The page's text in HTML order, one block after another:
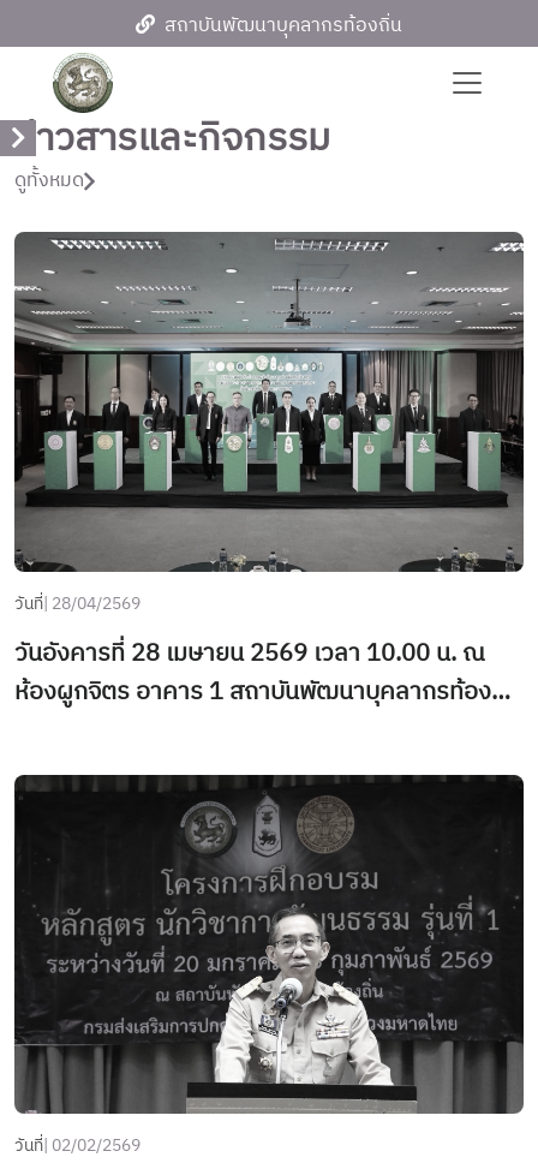
สถาบันพัฒนาบุคลากรท้องถิ่น
ข่าวสารและกิจกรรม
ดูทั้งหมด
วันที่| 28/04/2569
วันอังคารที่ 28 เมษายน 2569 เวลา 10.00 น. ณ
ห้องผูกจิตร อาคาร 1 สถาบันพัฒนาบุคลากรท้องถิ่น
ปกครองท้องถิ่น เป็นประธานในพิธีลงนามบันทึกข้อ
ตกลง (MOU) ว่าด้วยความร่วมมือทางวิชาการเพื่อ
การพัฒนาบุคลากรท้องถิ่น พร้อมด้วย นายธนนท์ พร
รพีภาส รองอธิบดีกรมส่งเสริมการปกครองท้องถิ่น
นายประเสริฐ สุภัครพงษ์กุล ผู้อำนวยการสถาบัน
พัฒนาบุคลากรท้องถิ่น โดยมี ผู้บริหาร ข้าราชการ
และเจ้าหน้าที่ในสังกัด สถ. ร่วมเป็นเกียรติในพิธี ซึ่ง
เป็นการลงนามบันทึกข้อตกลงระหว่างสถาบันพัฒนา
บุคลากรท้องถิ่น กับ สถาบันการศึกษา 11 แห่ง
วันที่| 02/02/2569